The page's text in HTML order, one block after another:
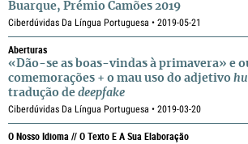
Buarque, Prémio Camões 2019
Ciberdúvidas Da Língua Portuguesa • 2019-05-21
Aberturas
«Dão-se as boas-vindas à primavera» e
comemorações + o mau uso do adjetivo
tradução de deepfake
Ciberdúvidas Da Língua Portuguesa • 2019-03-20
O Nosso Idioma // O Texto E A Sua Elaboração